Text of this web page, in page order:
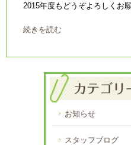
2015年度もどうぞよろしくお
続きを読む
お知らせ
スタッフブログ